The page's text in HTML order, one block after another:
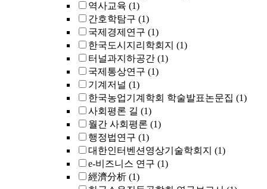
역사교육 (1)
간호학탐구 (1)
국제경제연구 (1)
한국도시지리학회지 (1)
터널과지하공간 (1)
국제통상연구 (1)
기계저널 (1)
한국농업기계학회 학술발표논문집 (1)
사회평론 길 (1)
월간 사회평론 (1)
행정법연구 (1)
대한인터벤션영상기술학회지 (1)
e-비즈니스 연구 (1)
經濟分析 (1)